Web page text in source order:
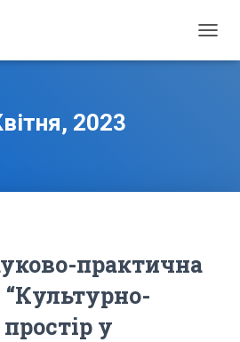
2023
практична
“Культурно-
у